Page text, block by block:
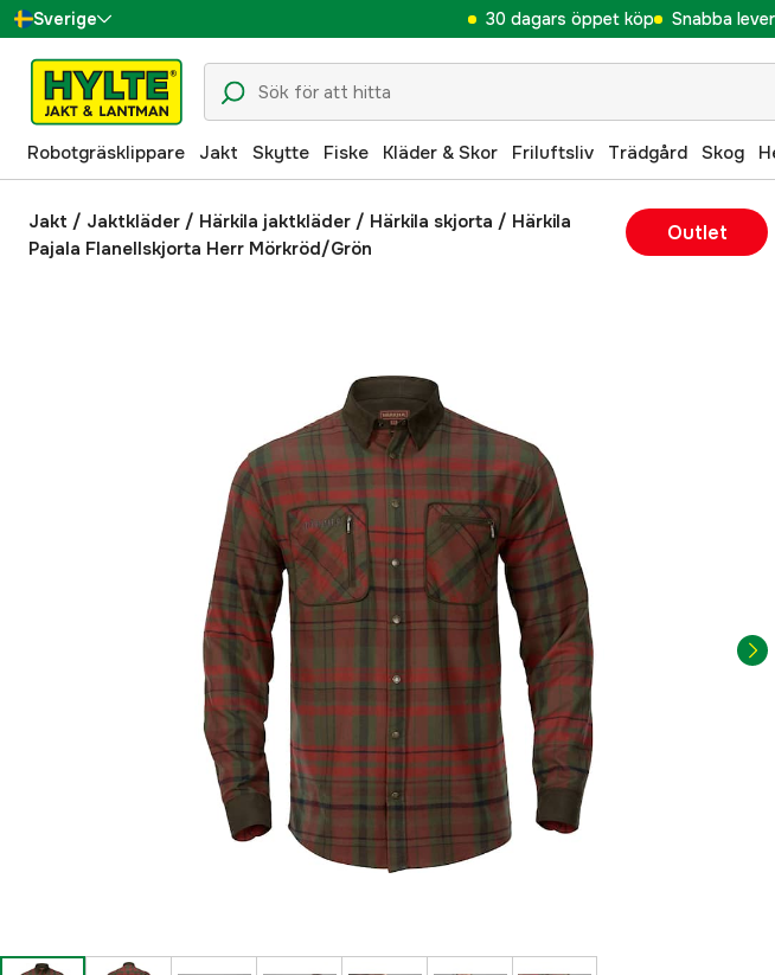
Sverige
Danmark
Suomi
Norge
Deutschland
30 dagars öppet köp Snabba
Robotgräsklippare Jakt Skytte Fiske Kläder & Skor Friluftsliv Trädgård Skog
Jakt / Jaktkläder / Härkila jaktkläder / Härkila skjorta / Härkila
Pajala Flanellskjorta Herr Mörkröd/Grön
Outlet